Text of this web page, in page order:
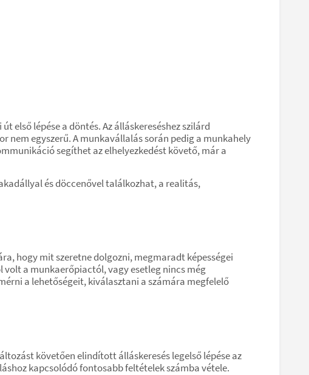
első lépése a döntés. Az álláskereséshez szilárd
nem egyszerű. A munkavállalás során pedig a munkahely
segíthet az elhelyezkedést követő, már a
és döccenővel találkozhat, a realitás,
hogy mit szeretne dolgozni, megmaradt képességei
a munkaerőpiactól, vagy esetleg nincs még
a lehetőségeit, kiválasztani a számára megfelelő
követően elindított álláskeresés legelső lépése az
kapcsolódó fontosabb feltételek számba vétele.